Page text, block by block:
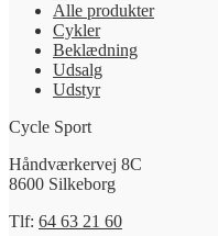
Alle produkter
Cykler
Beklædning
Udsalg
Udstyr
Cycle Sport
Håndværkervej 8C
8600 Silkeborg
Tlf: 64 63 21 60